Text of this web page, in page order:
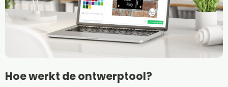
Hoe werkt de ontwerptool?